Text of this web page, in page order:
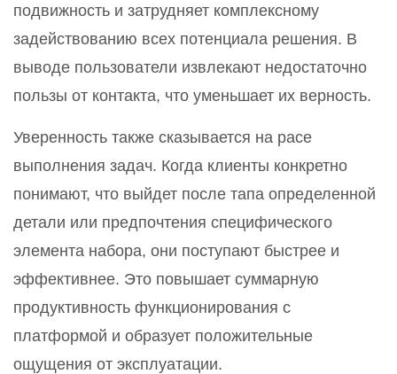
подвижность и затрудняет комплексному
задействованию всех потенциала решения. В
выводе пользователи извлекают недостаточно
пользы от контакта, что уменьшает их верность.
Уверенность также сказывается на pace
выполнения задач. Когда клиенты конкретно
понимают, что выйдет после тапа определенной
детали или предпочтения специфического
элемента набора, они поступают быстрее и
эффективнее. Это повышает суммарную
продуктивность функционирования с
платформой и образует положительные
ощущения от эксплуатации.